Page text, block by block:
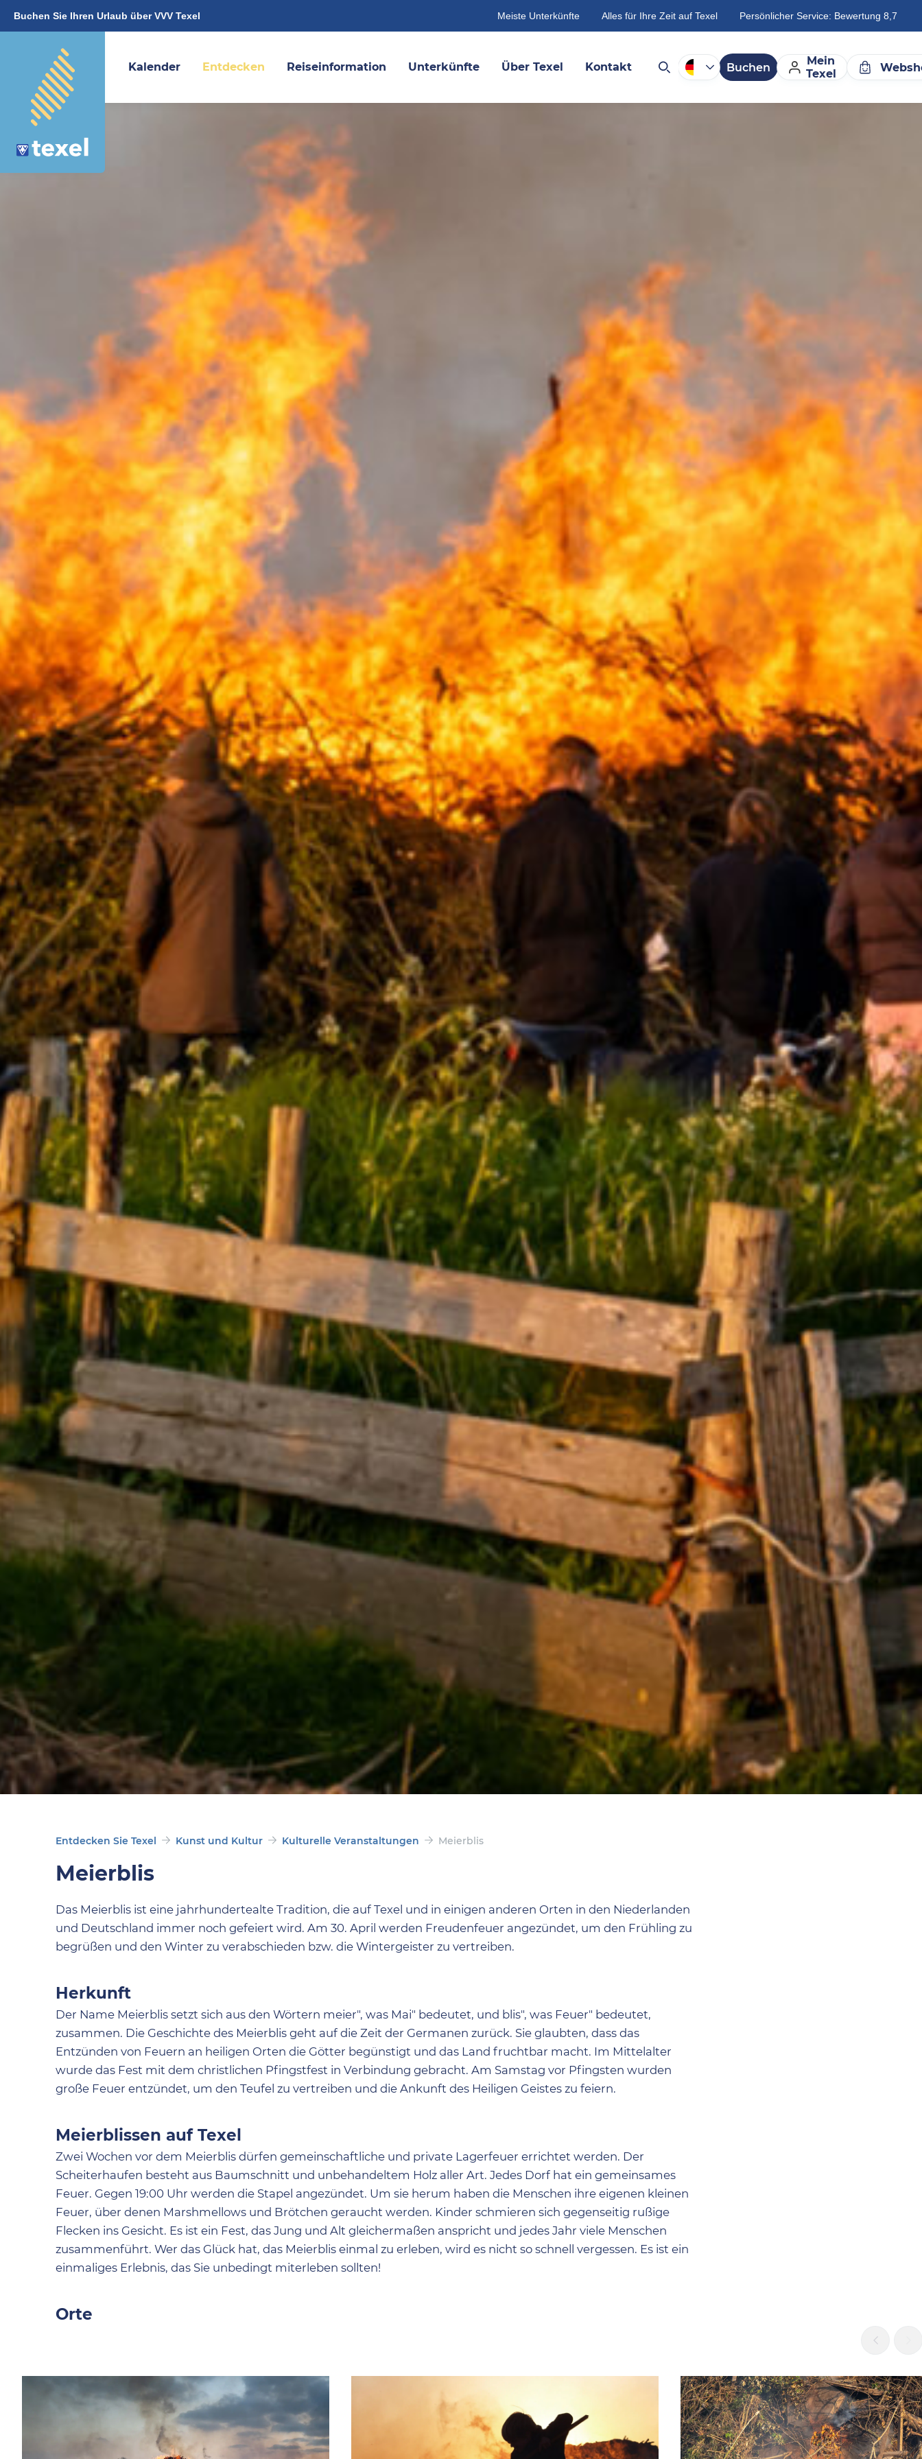
Buchen Sie Ihren Urlaub über VVV Texel Meiste Unterkünfte Alles für Ihre Zeit auf Texel Persönlicher Service: Bewertung 8,7
Kalender Entdecken Reiseinformation Unterkünfte Über Texel Kontakt Buchen
Mein
Texel
Entdecken Sie Texel Kunst und Kultur Kulturelle Veranstaltungen Meierblis
Meierblis
Das Meierblis ist eine jahrhundertealte Tradition, die auf Texel und in einigen anderen Orten in den Niederlanden
und Deutschland immer noch gefeiert wird. Am 30. April werden Freudenfeuer angezündet, um den Frühling zu
begrüßen und den Winter zu verabschieden bzw. die Wintergeister zu vertreiben.
Herkunft
Der Name Meierblis setzt sich aus den Wörtern meier", was Mai" bedeutet, und blis", was Feuer" bedeutet,
zusammen. Die Geschichte des Meierblis geht auf die Zeit der Germanen zurück. Sie glaubten, dass das
Entzünden von Feuern an heiligen Orten die Götter begünstigt und das Land fruchtbar macht. Im Mittelalter
wurde das Fest mit dem christlichen Pfingstfest in Verbindung gebracht. Am Samstag vor Pfingsten wurden
große Feuer entzündet, um den Teufel zu vertreiben und die Ankunft des Heiligen Geistes zu feiern.
Meierblissen auf Texel
Zwei Wochen vor dem Meierblis dürfen gemeinschaftliche und private Lagerfeuer errichtet werden. Der
Scheiterhaufen besteht aus Baumschnitt und unbehandeltem Holz aller Art. Jedes Dorf hat ein gemeinsames
Feuer. Gegen 19:00 Uhr werden die Stapel angezündet. Um sie herum haben die Menschen ihre eigenen kleinen
Feuer, über denen Marshmellows und Brötchen geraucht werden. Kinder schmieren sich gegenseitig rußige
Flecken ins Gesicht. Es ist ein Fest, das Jung und Alt gleichermaßen anspricht und jedes Jahr viele Menschen
zusammenführt. Wer das Glück hat, das Meierblis einmal zu erleben, wird es nicht so schnell vergessen. Es ist ein
einmaliges Erlebnis, das Sie unbedingt miterleben sollten!
Orte